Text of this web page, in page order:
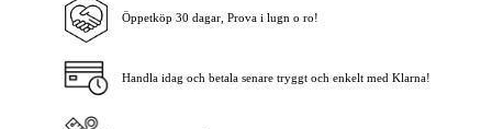
Öppetköp 30 dagar, Prova i lugn o ro!
Handla idag och betala senare tryggt och enkelt med Klarna!